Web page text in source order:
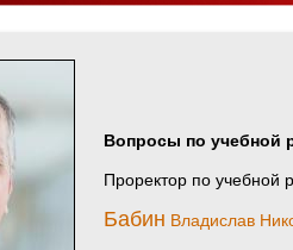
Вопросы по учебной
Проректор по учебной
Бабин Владислав